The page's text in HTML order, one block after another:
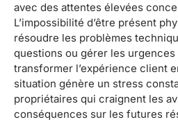
avec des attentes élevées
L’impossibilité d’être présent
résoudre les problèmes
questions ou gérer les
transformer l’expérience client
situation génère un stress
propriétaires qui craignent les
conséquences sur les futures